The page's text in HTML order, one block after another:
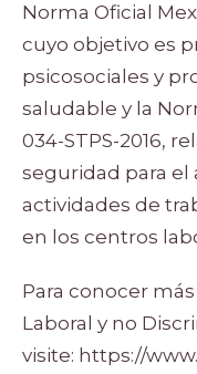
Norma Oficial
cuyo objetivo es
psicosociales y
saludable y la
034-STPS-2016,
seguridad para el
actividades de
en los centros
Para conocer
Laboral y no
visite: https://